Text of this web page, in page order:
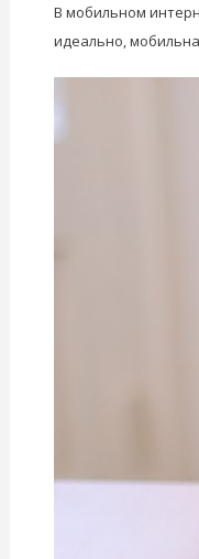
В мобильном
идеально,